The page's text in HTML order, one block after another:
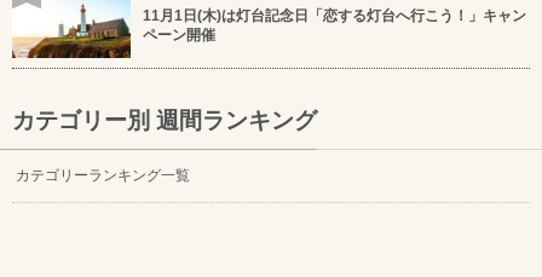
11月1日(木)は灯台記念日「恋する灯台へ行こう！」キャン
ペーン開催
カテゴリー別 週間ランキング
カテゴリーランキング一覧